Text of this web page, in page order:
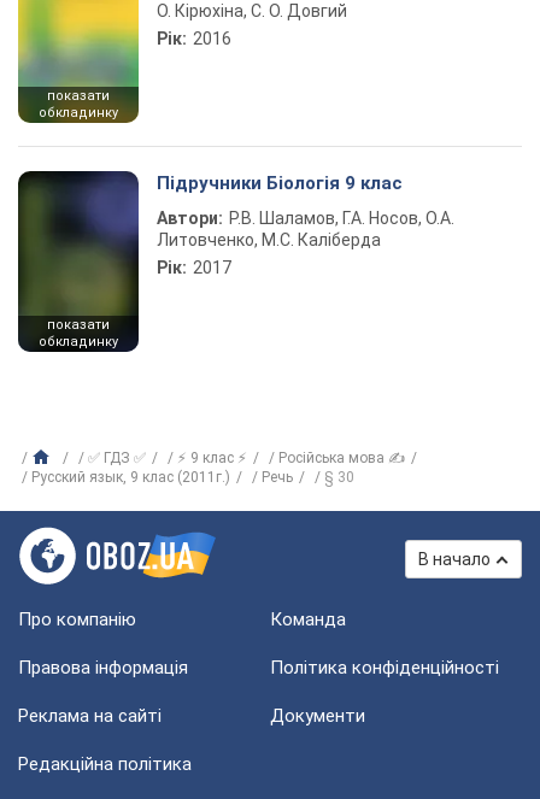
показати
обкладинку
О. Кірюхіна, С. О. Довгий
Рік: 2016
показати
обкладинку
Підручники Біологія 9 клас
Автори: Р.В. Шаламов, Г.А. Носов, О.А.
Литовченко, М.С. Каліберда
Рік: 2017
✅ ГДЗ ✅ ⚡ 9 клас ⚡
Російська мова ✍
Русский язык, 9 клас (2011г.)
Речь § 30
В начало
Про компанію Команда
Правова інформація Політика конфіденційності
Реклама на сайті Документи
Редакційна політика